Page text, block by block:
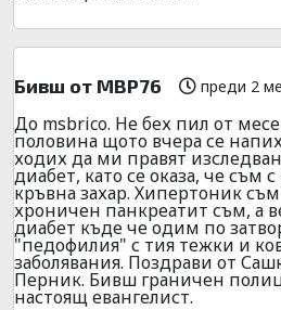
Бивш от МВР76 преди 2
До msbrico. Не бех пил от
половина щото вчера се
ходих да ми правят
диабет, като се оказа, че съм с
кръвна захар. Хипертоник
хроничен панкреатит съм, а
диабет къде че одим по
"педофилия" с тия тежки и
заболявания. Поздрави от
Перник. Бивш граничен
настоящ евангелист.